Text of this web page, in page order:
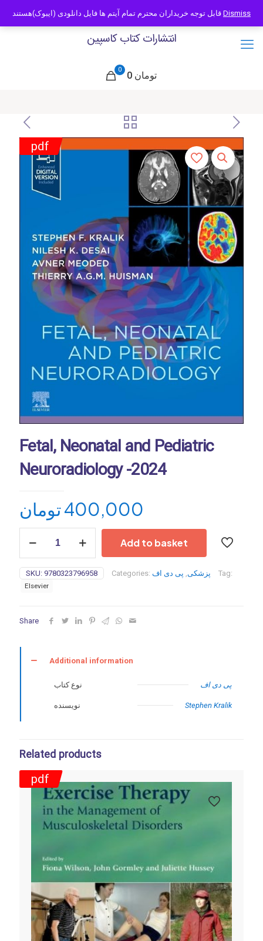
09121466294 info@caspianbook.com
انتشارات کتاب کاسپین
0
0 تومان
pdf
Fetal, Neonatal and Pediatric
Neuroradiology -2024
400,000تومان
Neonatal
Pediatric
Neuroradiology
-2024
Add to basket
SKU: 9780323796958 Categories: پزشکی, پی دی اف Tag:
Elsevier
Share
Additional information
نوع کتاب پی دی اف
نویسنده Stephen Kralik
Related products
pdf
Dismiss